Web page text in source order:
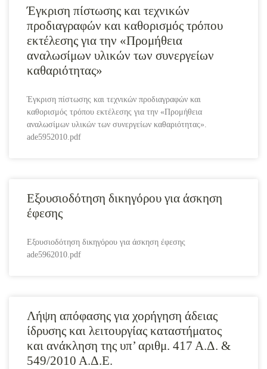
Έγκριση πίστωσης και τεχνικών
προδιαγραφών και καθορισμός τρόπου
εκτέλεσης για την «Προμήθεια
αναλωσίμων υλικών των συνεργείων
καθαριότητας»
Έγκριση πίστωσης και τεχνικών προδιαγραφών και
καθορισμός τρόπου εκτέλεσης για την «Προμήθεια
αναλωσίμων υλικών των συνεργείων καθαριότητας».
ade5952010.pdf
Εξουσιοδότηση δικηγόρου για άσκηση
έφεσης
Εξουσιοδότηση δικηγόρου για άσκηση έφεσης
ade5962010.pdf
Λήψη απόφασης για χορήγηση άδειας
ίδρυσης και λειτουργίας καταστήματος
και ανάκληση της υπ’ αριθμ. 417 Α.Δ. &
549/2010 Α.Δ.Ε.